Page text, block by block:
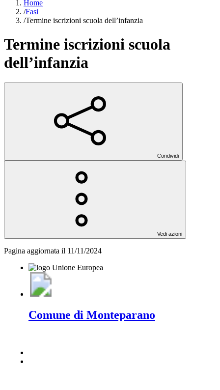
Home
/Fasi
/Termine iscrizioni scuola dell’infanzia
Termine iscrizioni scuola
dell’infanzia
Condividi
Vedi azioni
Pagina aggiornata il 11/11/2024
Comune di Monteparano